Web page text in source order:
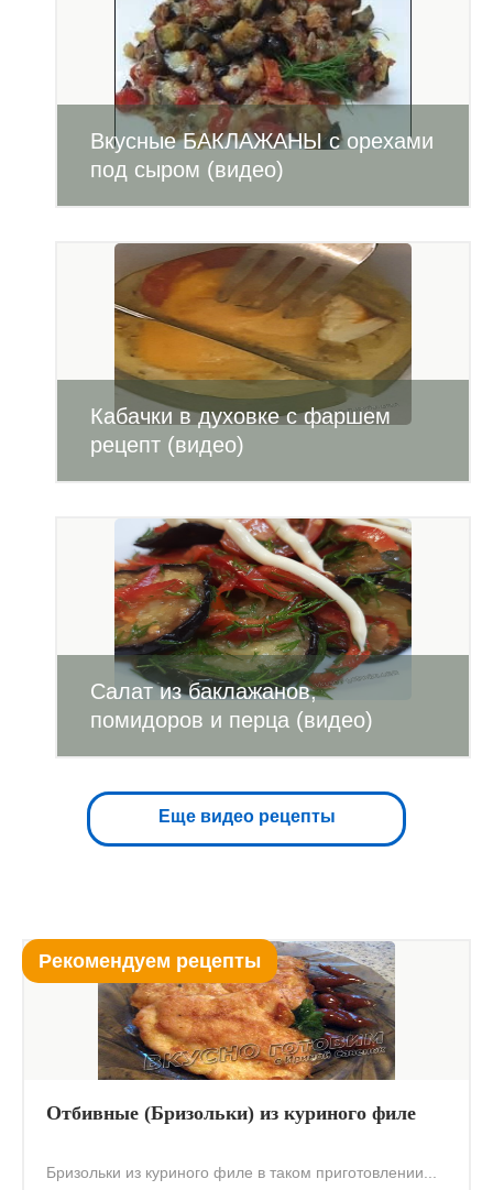
Вкусные БАКЛАЖАНЫ с орехами
под сыром (видео)
Кабачки в духовке с фаршем
рецепт (видео)
Салат из баклажанов,
помидоров и перца (видео)
Еще видео рецепты
Рекомендуем рецепты
Отбивные (Бризольки) из куриного филе
Бризольки из куриного филе в таком приготовлении...